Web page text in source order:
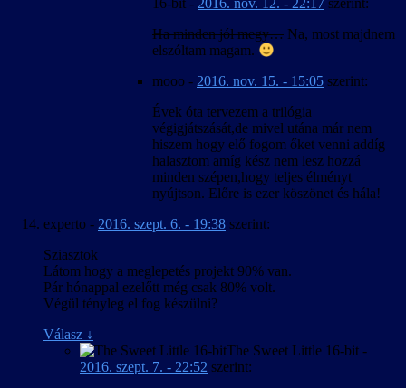
Ha minden jól megy… Na, most majdnem
elszóltam magam.
mooo - 2016. nov. 15. - 15:05 szerint:
Évek óta tervezem a trilógia
végigjátszását,de mivel utána már nem
hiszem hogy elő fogom őket venni addíg
halasztom amíg kész nem lesz hozzá
minden szépen,hogy teljes élményt
nyújtson. Előre is ezer köszönet és hála!
experto - 2016. szept. 6. - 19:38 szerint:
Sziasztok
Látom hogy a meglepetés projekt 90% van.
Pár hónappal ezelőtt még csak 80% volt.
Végül tényleg el fog készülni?
Válasz ↓
The Sweet Little 16-bit -
2016. szept. 7. - 22:52 szerint: